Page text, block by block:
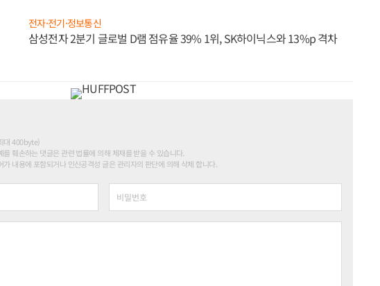
전자·전기·정보통신
삼성전자 2분기 글로벌 D램 점유율 39% 1위, SK하이닉스와 13%p 격차
대 400byte)
훼손하는 댓글은 관련 법률에 의해 제재를 받을 수 있습니다.
내용에 포함되거나 인신공격성 글은 관리자의 판단에 의해 삭제 합니다.